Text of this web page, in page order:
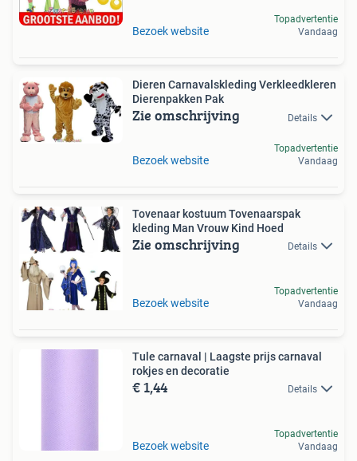
Bezoek website
Topadvertentie
Vandaag
Dieren Carnavalskleding Verkleedkleren
Dierenpakken Pak
Zie omschrijving Details
Bezoek website
Topadvertentie
Vandaag
Tovenaar kostuum Tovenaarspak
kleding Man Vrouw Kind Hoed
Zie omschrijving Details
Bezoek website
Topadvertentie
Vandaag
Tule carnaval | Laagste prijs carnaval
rokjes en decoratie
€ 1,44 Details
Bezoek website
Topadvertentie
Vandaag